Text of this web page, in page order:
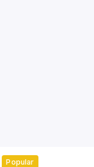
Popular